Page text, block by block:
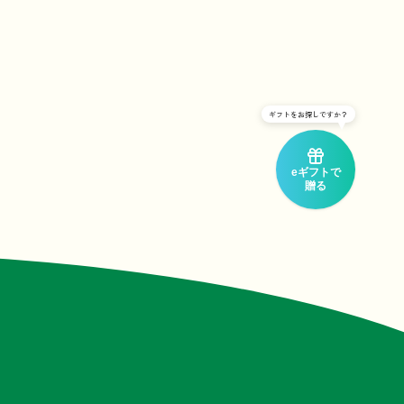
eギフトで
贈る
ギフトをお探しですか？